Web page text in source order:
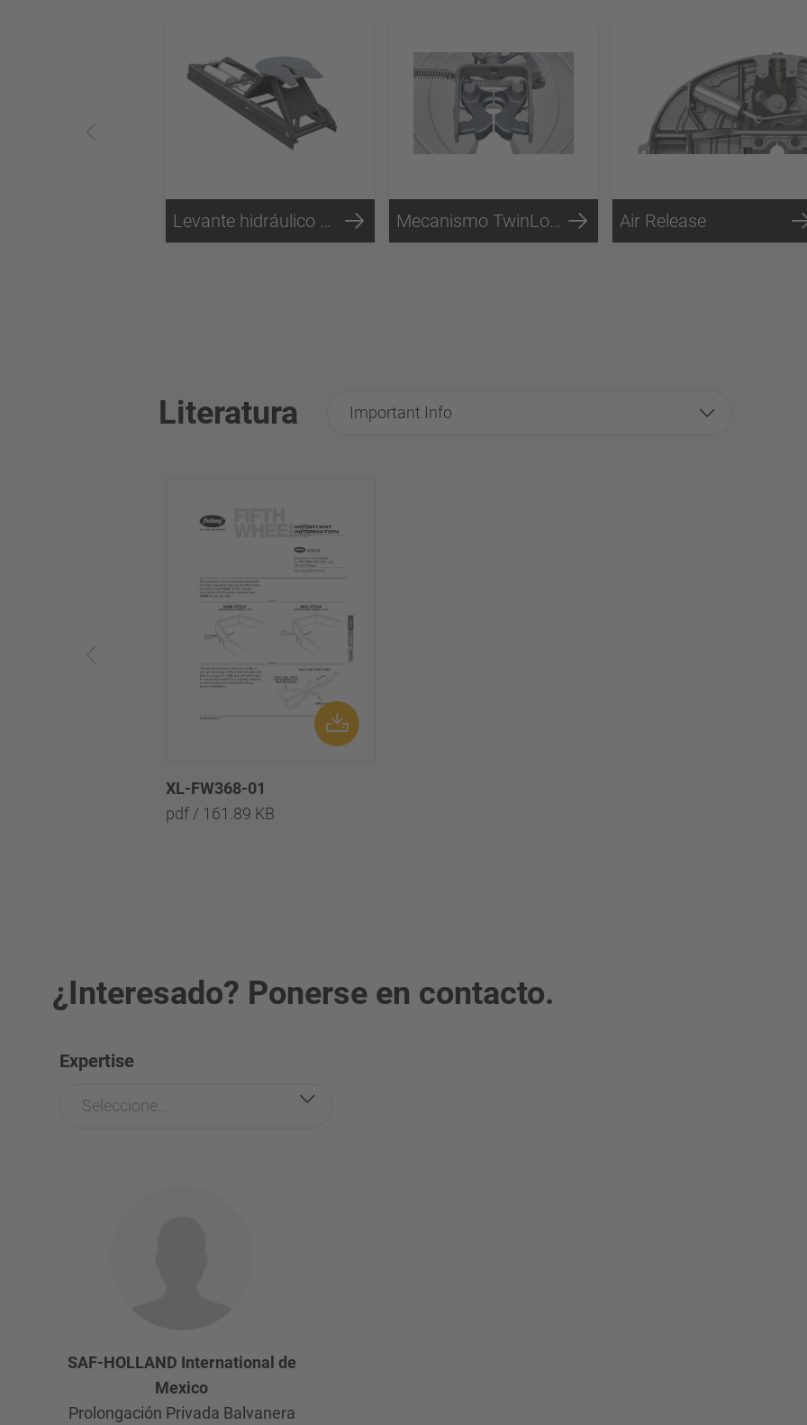
Levante hidráulico MOV-ON Mecanismo TwinLock ™ Air Release
Literatura Important Info
XL-FW368-01
pdf / 161.89 KB
¿Interesado? Ponerse en contacto.
Expertise
Seleccione...
SAF-HOLLAND International de
Mexico
Prolongación Privada Balvanera